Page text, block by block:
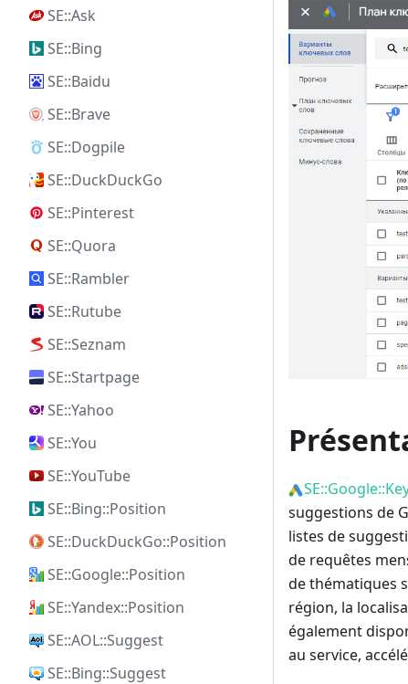
SE::Ask
SE::Bing
SE::Baidu
SE::Brave
SE::Dogpile
SE::DuckDuckGo
SE::Pinterest
SE::Quora
SE::Rambler
SE::Rutube
SE::Seznam
SE::Startpage
SE::Yahoo
SE::You
SE::YouTube
SE::Bing::Position
SE::DuckDuckGo::Position
SE::Google::Position
SE::Yandex::Position
SE::AOL::Suggest
SE::Bing::Suggest
suggestions de
listes de
de requêtes
de thématiques
région, la
également
au service,